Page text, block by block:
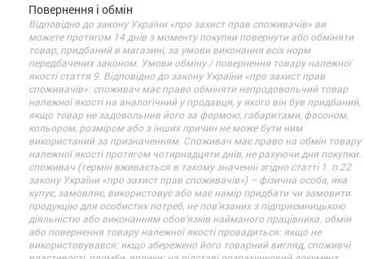
Повернення і обмін
Відповідно до закону України «про захист прав споживачів» ви
можете протягом 14 днів з моменту покупки повернути або обміняти
товар, придбаний в магазині, за умови виконання всіх норм
передбачених законом. Умови обміну / повернення товару належної
якості стаття 9. Відповідно до закону України «про захист прав
споживачів»: споживач має право обміняти непродовольчий товар
належної якості на аналогічний у продавця, у якого він був придбаний,
якщо товар не задовольнив його за формою, габаритами, фасоном,
кольором, розміром або з інших причин не може бути ним
використаний за призначенням. Споживач має право на обмін товару
належної якості протягом чотирнадцяти днів, не рахуючи дня покупки.
споживач (термін вживається в такому значенні згідно статті 1. п.22
закону України «про захист прав споживачів») – фізична особа, яка
купує, замовляє, використовує або має намір придбати чи замовити
продукцію для особистих потреб, не пов’язаних з підприємницькою
діяльністю або виконанням обов’язків найманого працівника. обмін
або повернення товару належної якості провадиться: якщо не
використовувався; якщо збережено його товарний вигляд, споживчі